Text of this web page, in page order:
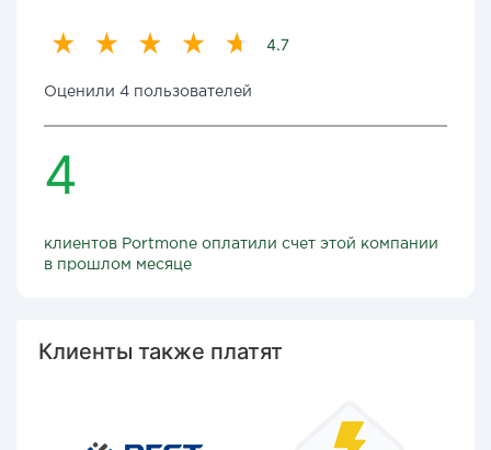
4.7
Оценили 4 пользователей
4
клиентов Portmone оплатили счет этой компании
в прошлом месяце
Клиенты также платят